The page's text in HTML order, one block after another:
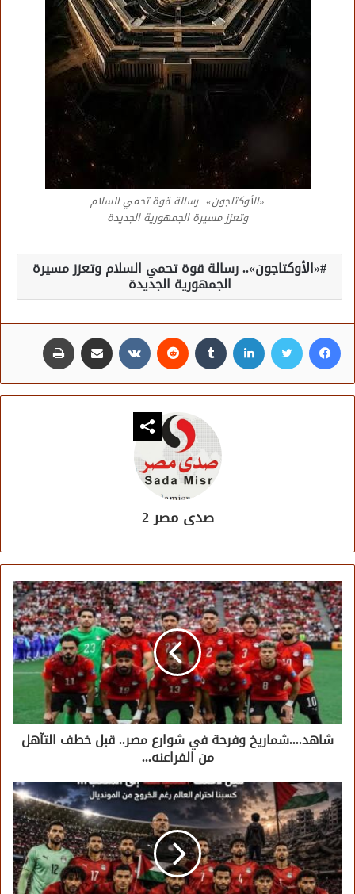
«الأوكتاجون».. رسالة قوة تحمي السلام
وتعزز مسيرة الجمهورية الجديدة
«الأوكتاجون».. رسالة قوة تحمي السلام وتعزز مسيرة
الجمهورية الجديدة
فيسبوك تويتر لينكدإن مشاركة عبر البريد
صدى مصر 2
شاهد....شماريخ وفرحة في شوارع مصر.. قبل خطف التآهل
من الفراعنه...